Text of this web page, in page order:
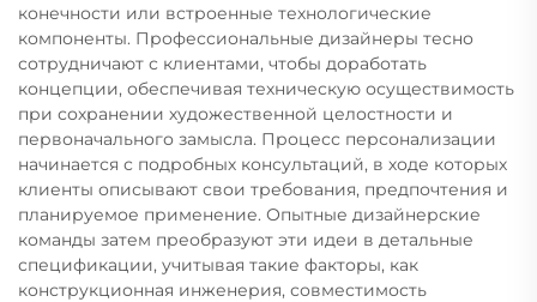
конечности или встроенные технологические
компоненты. Профессиональные дизайнеры тесно
сотрудничают с клиентами, чтобы доработать
концепции, обеспечивая техническую осуществимость
при сохранении художественной целостности и
первоначального замысла. Процесс персонализации
начинается с подробных консультаций, в ходе которых
клиенты описывают свои требования, предпочтения и
планируемое применение. Опытные дизайнерские
команды затем преобразуют эти идеи в детальные
спецификации, учитывая такие факторы, как
конструкционная инженерия, совместимость